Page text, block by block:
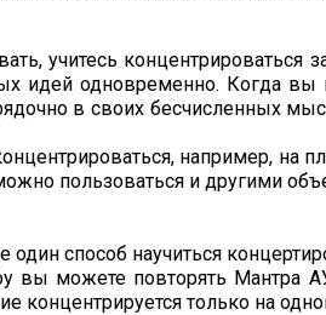
учитесь концентрироваться
идей одновременно. Когда
в своих бесчисленных
например, на
пользоваться и другими
один способ научиться
вы можете повторять Мантра
концентрируется только на